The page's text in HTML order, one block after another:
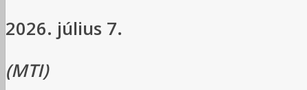
2026. július 7.
(MTI)